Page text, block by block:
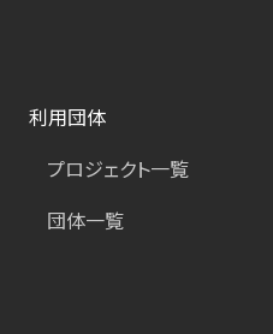
利用団体
プロジェクト一覧
団体一覧